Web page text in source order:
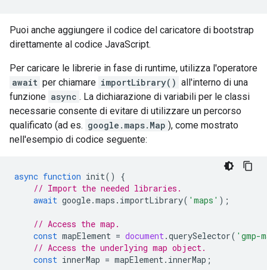
Puoi anche aggiungere il codice del caricatore di bootstrap
direttamente al codice JavaScript.
Per caricare le librerie in fase di runtime, utilizza l'operatore
await per chiamare importLibrary() all'interno di una
funzione async . La dichiarazione di variabili per le classi
necessarie consente di evitare di utilizzare un percorso
qualificato (ad es. google.maps.Map ), come mostrato
nell'esempio di codice seguente:
async function init()
{
// Import the needed libraries.
await google.maps . importLibrary( 'maps' );
// Access the map.
const mapElement = document.querySelector( 'gmp-
// Access the underlying map object.
const innerMap = mapElement. innerMap ;